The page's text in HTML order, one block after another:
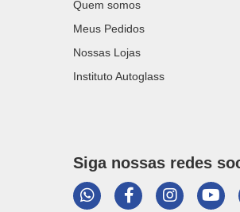
Quem somos
Meus Pedidos
Nossas Lojas
Instituto Autoglass
Siga nossas redes